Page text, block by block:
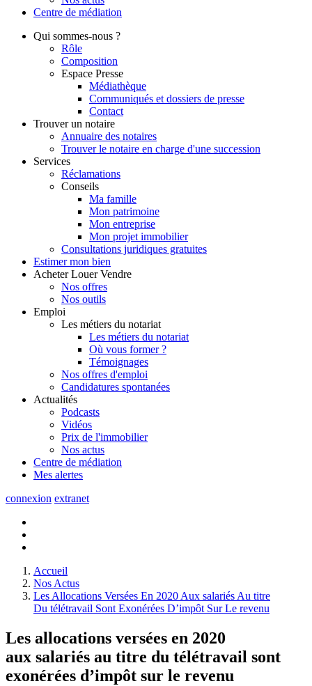
Centre de médiation
Qui sommes-nous ?
Rôle
Composition
Espace Presse
Médiathèque
Communiqués et dossiers de presse
Contact
Trouver un notaire
Annuaire des notaires
Trouver le notaire en charge d'une succession
Services
Réclamations
Conseils
Ma famille
Mon patrimoine
Mon entreprise
Mon projet immobilier
Consultations juridiques gratuites
Estimer mon bien
Acheter Louer Vendre
Nos offres
Nos outils
Emploi
Les métiers du notariat
Les métiers du notariat
Où vous former ?
Témoignages
Nos offres d'emploi
Candidatures spontanées
Actualités
Podcasts
Vidéos
Prix de l'immobilier
Nos actus
Centre de médiation
Mes alertes
connexion extranet
Accueil
Nos Actus
Les Allocations Versées En 2020 Aux salariés Au titre
Du télétravail Sont Exonérées D’impôt Sur Le revenu
Les allocations versées en 2020
aux salariés au titre du télétravail sont
exonérées d’impôt sur le revenu